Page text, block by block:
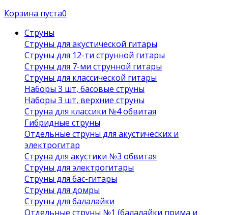
Корзина пуста0
Струны
Струны для акустической гитары
Струны для 12-ти струнной гитары
Струны для 7-ми струнной гитары
Струны для классической гитары
Наборы 3 шт, басовые струны
Наборы 3 шт, верхние струны
Струна для классики №4 обвитая
Гибридные струны
Отдельные струны для акустических и
электрогитар
Струна для акустики №3 обвитая
Струны для электрогитары
Струны для бас-гитары
Струны для домры
Струны для балалайки
Отдельные струны №1 (балалайки прима и